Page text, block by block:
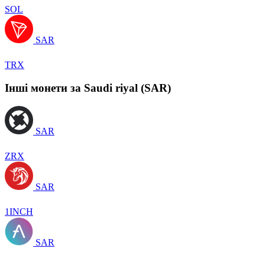
SOL
SAR
TRX
Інші монети за Saudi riyal (SAR)
SAR
ZRX
SAR
1INCH
SAR